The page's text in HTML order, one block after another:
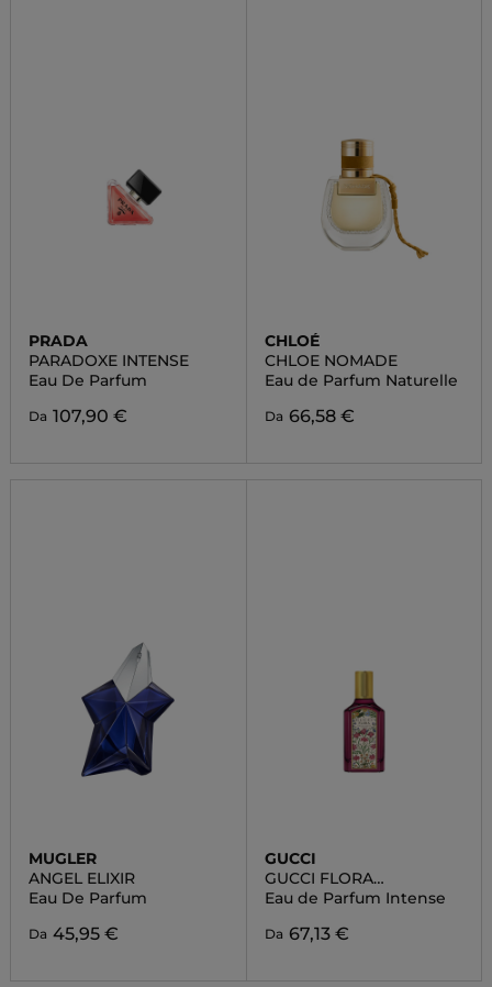
PRADA
PARADOXE INTENSE
Eau De Parfum
Da 107,90 €
CHLOÉ
CHLOE NOMADE
Eau de Parfum Naturelle
Da 66,58 €
MUGLER
ANGEL ELIXIR
Eau De Parfum
Da 45,95 €
GUCCI
GUCCI FLORA
GORGEOUS GARDENIA
Eau de Parfum Intense
Da 67,13 €